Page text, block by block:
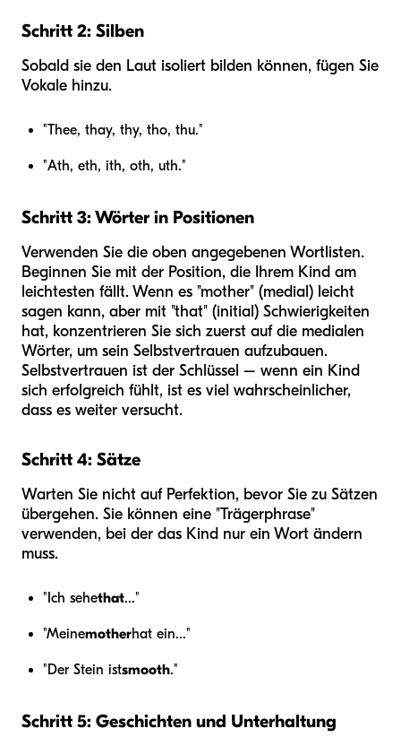
Schritt 2: Silben
Sobald sie den Laut isoliert bilden können, fügen Sie
Vokale hinzu.
"Thee, thay, thy, tho, thu."
"Ath, eth, ith, oth, uth."
Schritt 3: Wörter in Positionen
Verwenden Sie die oben angegebenen Wortlisten.
Beginnen Sie mit der Position, die Ihrem Kind am
leichtesten fällt. Wenn es "mother" (medial) leicht
sagen kann, aber mit "that" (initial) Schwierigkeiten
hat, konzentrieren Sie sich zuerst auf die medialen
Wörter, um sein Selbstvertrauen aufzubauen.
Selbstvertrauen ist der Schlüssel – wenn ein Kind
sich erfolgreich fühlt, ist es viel wahrscheinlicher,
dass es weiter versucht.
Schritt 4: Sätze
Warten Sie nicht auf Perfektion, bevor Sie zu Sätzen
übergehen. Sie können eine "Trägerphrase"
verwenden, bei der das Kind nur ein Wort ändern
muss.
"Ich sehethat..."
"Meinemotherhat ein..."
"Der Stein istsmooth."
Schritt 5: Geschichten und Unterhaltung